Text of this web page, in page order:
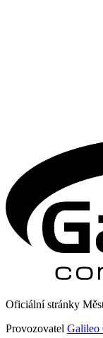
Oficiální stránky
Provozovatel Galileo